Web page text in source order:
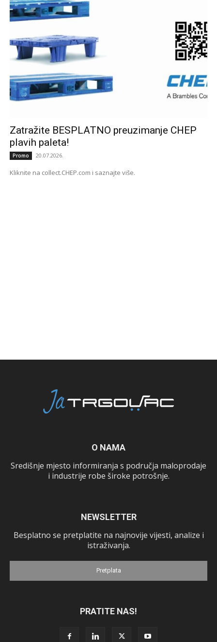
Zatražite BESPLATNO preuzimanje CHEP
plavih paleta!
Promo 20.07.2026.
Kliknite na collect.CHEP.com i saznajte više.
O NAMA
Središnje mjesto informiranja s područja maloprodaje
i industrije robe široke potrošnje.
NEWSLETTER
Besplatno se pretplatite na najnovije vijesti, analize i
istraživanja.
Pretplata
PRATITE NAS!